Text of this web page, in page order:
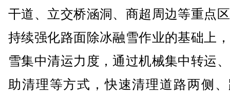
干道、立交桥涵洞、商超周边等重点
持续强化路面除冰融雪作业的基础上
雪集中清运力度，通过机械集中转运
助清理等方式，快速清理道路两侧